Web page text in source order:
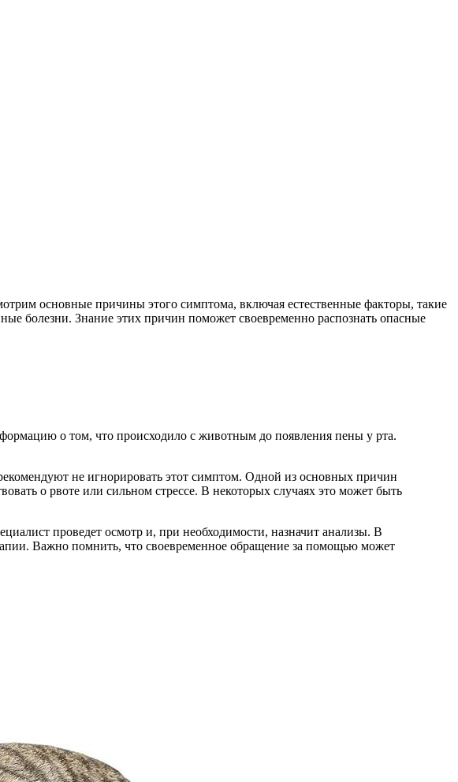
основные причины этого симптома, включая естественные факторы, такие
болезни. Знание этих причин поможет своевременно распознать опасные
о том, что происходило с животным до появления пены у рта.
не игнорировать этот симптом. Одной из основных причин
о рвоте или сильном стрессе. В некоторых случаях это может быть
проведет осмотр и, при необходимости, назначит анализы. В
Важно помнить, что своевременное обращение за помощью может